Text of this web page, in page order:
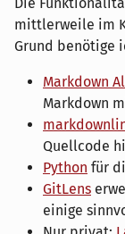
mittlerweile im
Grund benötige
Markdown
Markdown
Quellcode
Python für
GitLens
einige